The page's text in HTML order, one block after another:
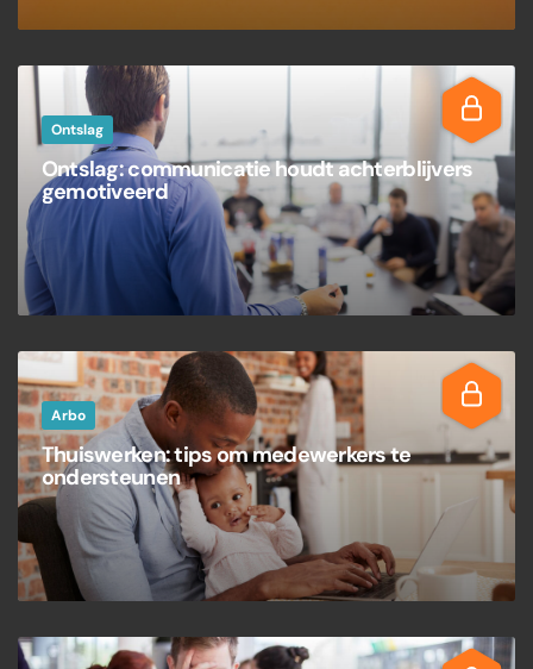
Ontslag
Ontslag: communicatie houdt achterblijvers
gemotiveerd
Arbo
Thuiswerken: tips om medewerkers te
ondersteunen